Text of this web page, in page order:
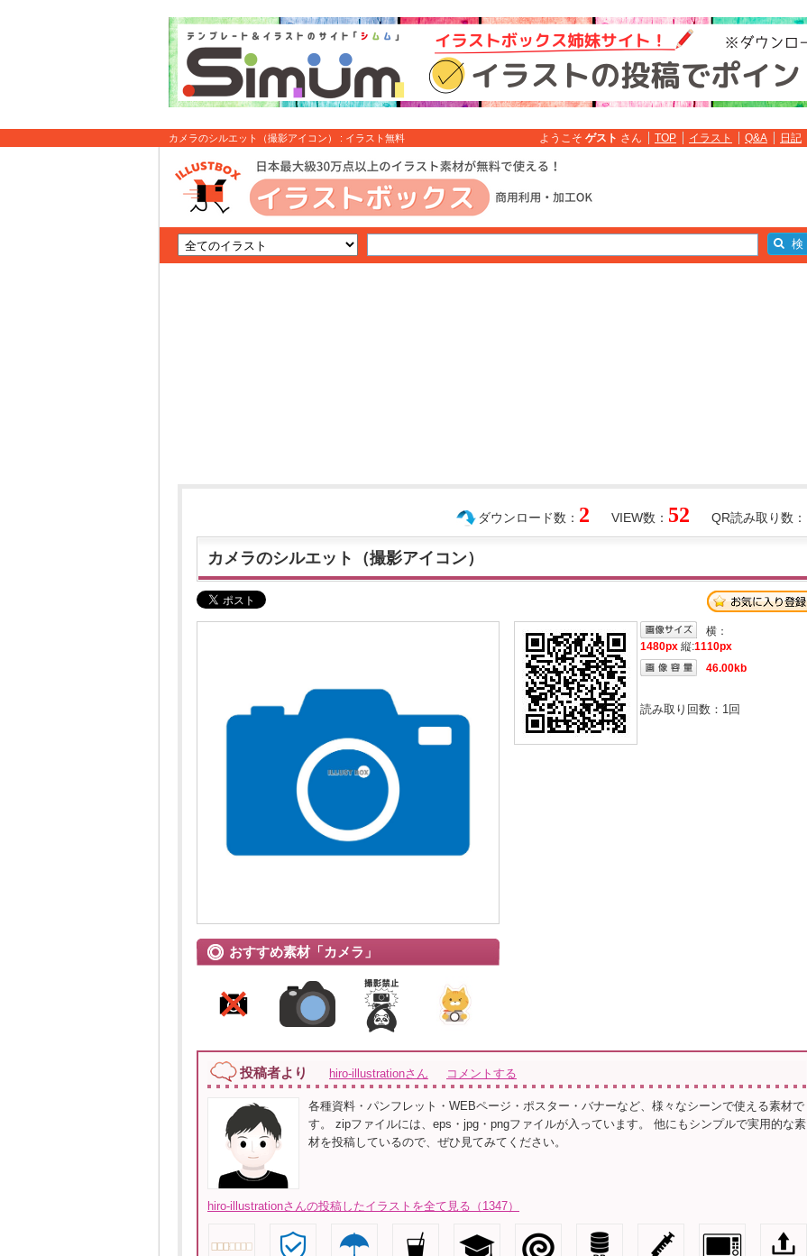
カメラのシルエット（撮影アイコン） : イラスト無料 ようこそ ゲスト さん TOP イラスト Q&A 日記
QR読み取り数：
VIEW数： 52
ダウンロード数： 2
カメラのシルエット（撮影アイコン）
おすすめ素材「カメラ」
横：
1480px 縦:1110px
46.00kb
読み取り回数： 1回
投稿者より hiro-illustrationさん コメントする
各種資料・パンフレット・WEBページ・ポスター・バナーなど、様々なシーンで使える素材で
す。 zipファイルには、eps・jpg・pngファイルが入っています。 他にもシンプルで実用的な素
材を投稿しているので、ぜひ見てみてください。
hiro-illustrationさんの投稿したイラストを全て見る（1347）